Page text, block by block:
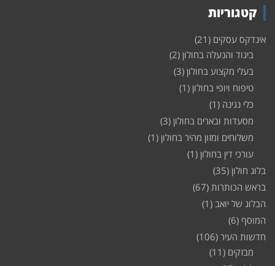
קטגוריות
אינדקס עסקים (21)
ביגוד והנעלה בחולון (2)
בעלי מקצוע בחולון (3)
טיפוח ויופי בחולון (1)
כלי נגינה (1)
מסעדות ובארים בחולון (3)
משלוחים ומזון מהיר בחולון (1)
עורכי דין בחולון (1)
בלוג חולון (35)
בראש הכותרות (67)
הבלוג של יואב (1)
המוסף (6)
חדשות העיר (106)
מבזקים (11)